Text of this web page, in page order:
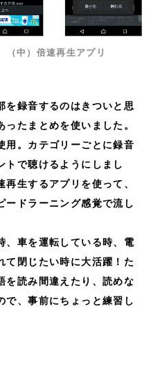
（中）倍速再生アプリ
を録音するのはきついと思
たまとめを使いました。
用。カテゴリーごとに録音
トで聴けるようにしまし
生するアプリを使って、
ードラーニング感覚で流し
、車を運転している時、電
て閉じたい時に大活躍！た
を読み間違えたり、読めな
で、事前にちょっと練習し